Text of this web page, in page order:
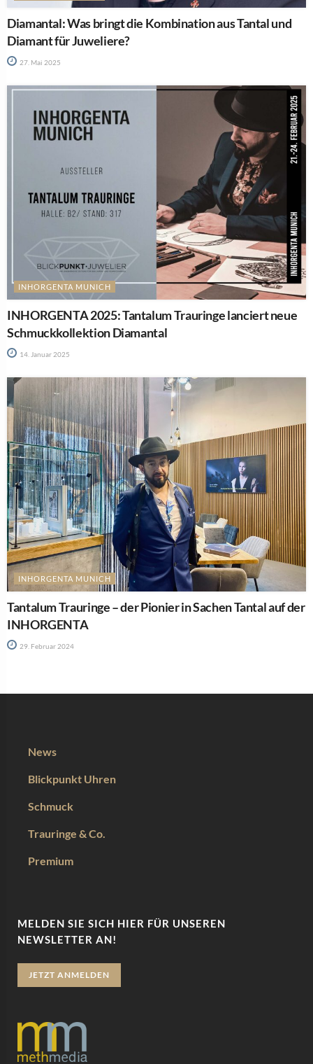
Diamantal: Was bringt die Kombination aus Tantal und
Diamant für Juweliere?
27. Mai 2025
INHORGENTA MUNICH
INHORGENTA 2025: Tantalum Trauringe lanciert neue
Schmuckkollektion Diamantal
14. Januar 2025
INHORGENTA MUNICH
Tantalum Trauringe – der Pionier in Sachen Tantal auf der
INHORGENTA
29. Februar 2024
News
Blickpunkt Uhren
Schmuck
Trauringe & Co.
Premium
MELDEN SIE SICH HIER FÜR UNSEREN
NEWSLETTER AN!
JETZT ANMELDEN